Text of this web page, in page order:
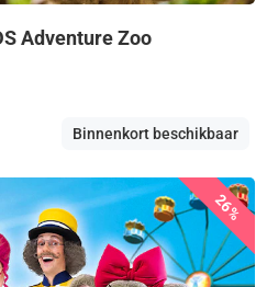
Adventure Zoo
Binnenkort beschikbaar
26%